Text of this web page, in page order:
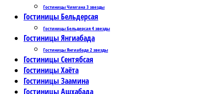
Гостиницы Чимгана 3 звезды
Гостиницы Бельдерсая
Гостиницы Бельдерсая 4 звезды
Гостиницы Янгиабада
Гостиницы Янгиабада 2 звезды
Гостиницы Сентябсая
Гостиницы Хаёта
Гостиницы Заамина
Гостиницы Ашхабада